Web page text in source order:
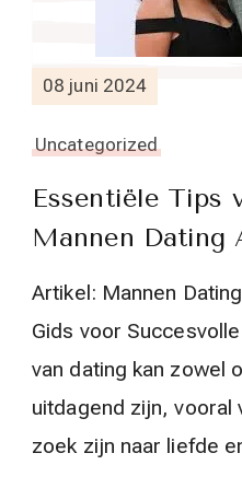
08 juni 2024
Uncategorized
Essentiële Tips
Mannen Dating
Artikel: Mannen
Gids voor
van dating kan zowel
uitdagend zijn, vooral
zoek zijn naar liefde